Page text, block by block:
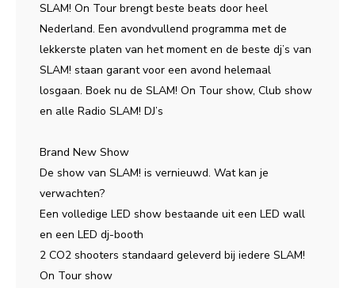
SLAM! On Tour brengt beste beats door heel
Nederland. Een avondvullend programma met de
lekkerste platen van het moment en de beste dj’s van
SLAM! staan garant voor een avond helemaal
losgaan. Boek nu de SLAM! On Tour show, Club show
en alle Radio SLAM! DJ’s
Brand New Show
De show van SLAM! is vernieuwd. Wat kan je
verwachten?
Een volledige LED show bestaande uit een LED wall
en een LED dj-booth
2 CO2 shooters standaard geleverd bij iedere SLAM!
On Tour show